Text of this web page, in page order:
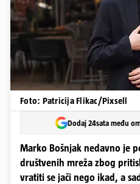
Foto: Patricija Flikac/Pixsell
Dodaj 24sata među
Marko Bošnjak nedavno je
društvenih mreža zbog
vratiti se jači nego ikad, a